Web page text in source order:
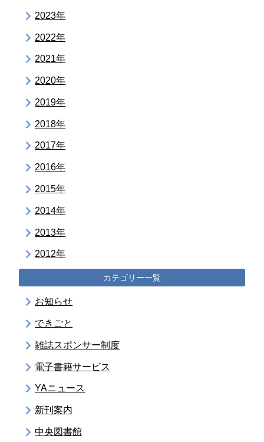
2023年
2022年
2021年
2020年
2019年
2018年
2017年
2016年
2015年
2014年
2013年
2012年
カテゴリー一覧
お知らせ
できごと
雑誌スポンサー制度
電子書籍サービス
YAニュース
新刊案内
中央図書館